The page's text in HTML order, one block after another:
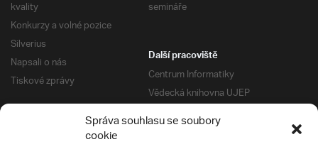
Správa souhlasu se soubory
cookie
kvality
Konkurzy a volné pozice
Silverius
Napsali o nás
Tiskové zprávy
semináře
Další pracoviště
Centrum Informatiky
Vědecká knihovna UJEP
Správa kolejí a menz
Univerzitní centrum podpory